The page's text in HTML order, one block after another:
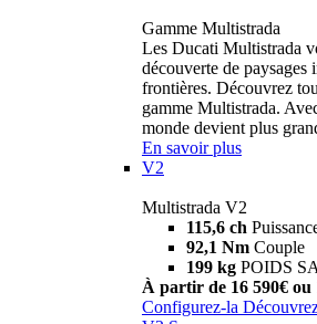
Gamme Multistrada
Les Ducati Multistrada
découverte de paysages
frontières. Découvrez
gamme Multistrada.
monde devient plus
En savoir plus
V2
Multistrada V2
115,6 ch
92,1 Nm Couple
199 kg POIDS
À partir de 16 590€ ou
Configurez-la